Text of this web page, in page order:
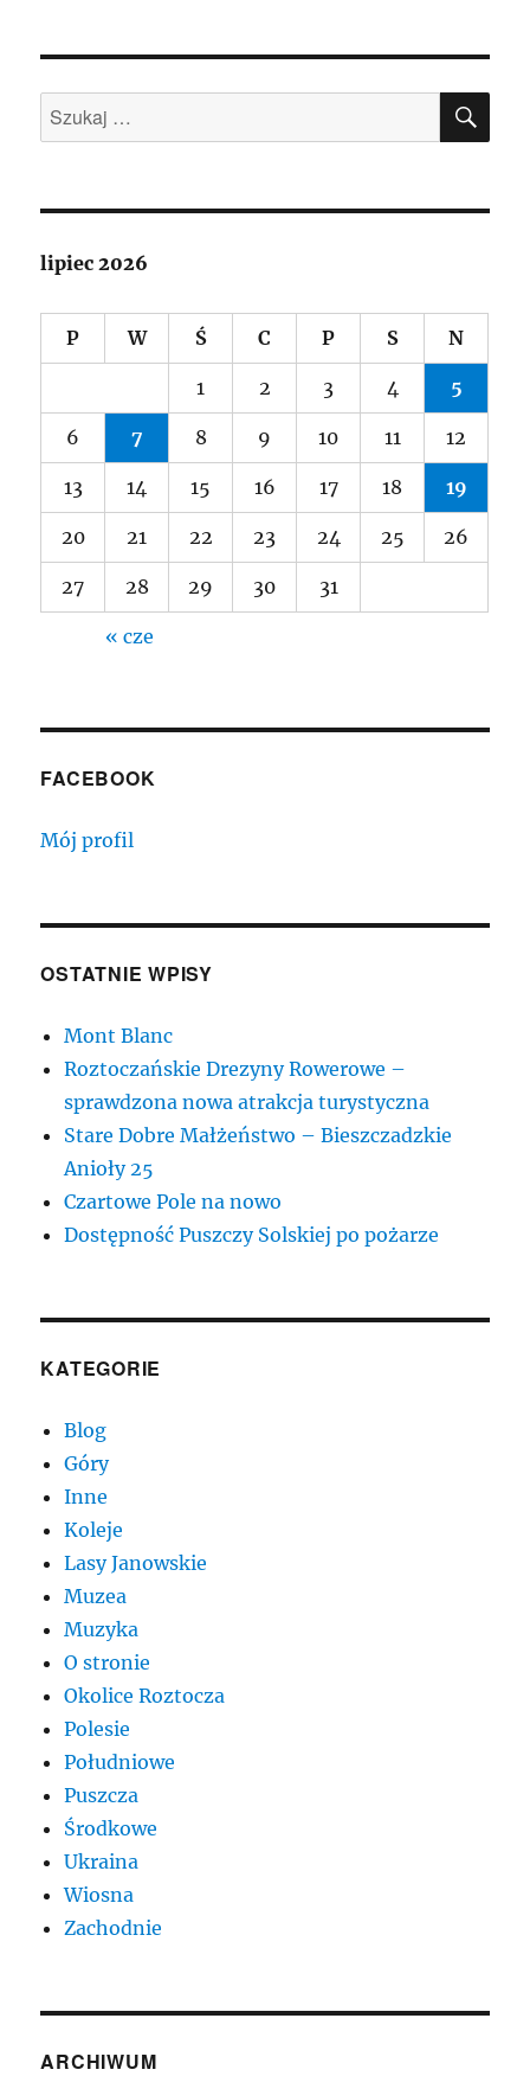
Szukaj:
lipiec 2026
P W Ś C P S N
1 2 3 4 5
6 7 8 9 10 11 12
13 14 15 16 17 18 19
20 21 22 23 24 25 26
27 28 29 30 31
« cze
FACEBOOK
Mój profil
OSTATNIE WPISY
Mont Blanc
Roztoczańskie Drezyny Rowerowe –
sprawdzona nowa atrakcja turystyczna
Stare Dobre Małżeństwo – Bieszczadzkie
Anioły 25
Czartowe Pole na nowo
Dostępność Puszczy Solskiej po pożarze
KATEGORIE
Blog
Góry
Inne
Koleje
Lasy Janowskie
Muzea
Muzyka
O stronie
Okolice Roztocza
Polesie
Południowe
Puszcza
Środkowe
Ukraina
Wiosna
Zachodnie
ARCHIWUM